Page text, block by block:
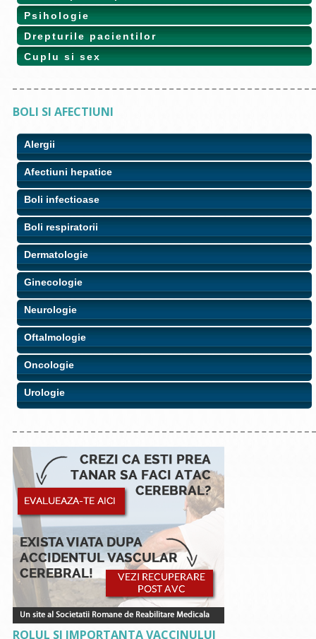
Psihologie
Drepturile pacientilor
Cuplu si sex
BOLI SI AFECTIUNI
Alergii
Afectiuni hepatice
Boli infectioase
Boli respiratorii
Dermatologie
Ginecologie
Neurologie
Oftalmologie
Oncologie
Urologie
ROLUL SI IMPORTANTA VACCINULUI